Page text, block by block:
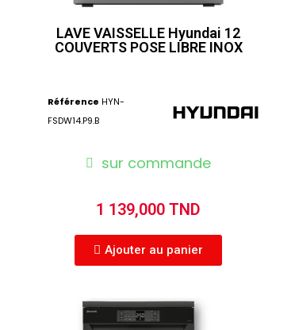
LAVE VAISSELLE Hyundai 12
COUVERTS POSE LIBRE INOX
Référence HYN-
FSDW14.P9.B
sur commande
1 139,000 TND
Ajouter au panier